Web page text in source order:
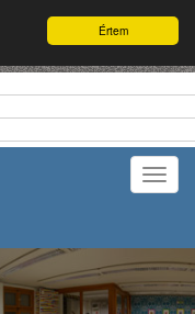
Értem